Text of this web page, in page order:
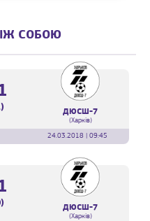
СОБОЮ
ДЮСШ-7
(Харків)
24.03.2018 | 09:45
ДЮСШ-7
(Харків)